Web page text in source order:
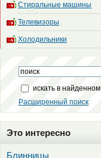
Стиральные машины
Телевизоры
Холодильники
искать в найденном
Расширенный поиск
Это интересно
Блинницы